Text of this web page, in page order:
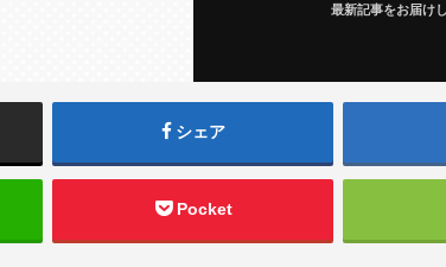
最新記事をお届けし
シェア
Pocket